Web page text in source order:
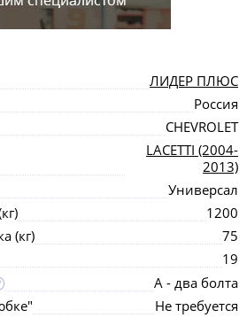
ЛИДЕР ПЛЮС
Россия
CHEVROLET
LACETTI (2004-
2013)
Универсал
1200
(кг)
75
19
А - два болта
Не требуется